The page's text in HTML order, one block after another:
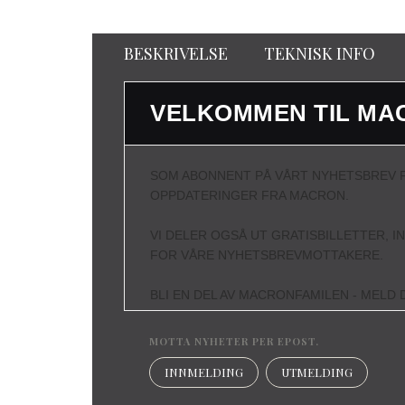
BESKRIVELSE TEKNISK INFO
VELKOMMEN TIL
SOM ABONNENT PÅ VÅRT
OPPDATERINGER FRA MACRON.
VI DELER OGSÅ UT GRATISBILLETTER,
FOR VÅRE NYHETSBREVMOTTAKERE.
BLI EN DEL AV MACRONFAMILEN - MELD
MOTTA NYHETER PER EPOST.
INNMELDING UTMELDING